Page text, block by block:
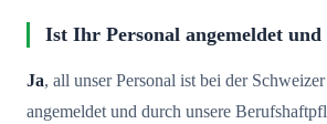
Ist Ihr Personal angemeldet und
Ja, all unser Personal ist bei der
angemeldet und durch unsere